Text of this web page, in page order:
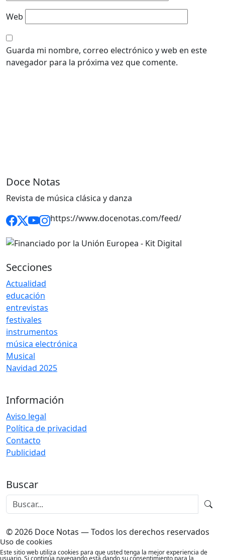
Web
Guarda mi nombre, correo electrónico y web en este
navegador para la próxima vez que comente.
Doce Notas
Revista de música clásica y danza
https://www.docenotas.com/feed/
Secciones
Actualidad
educación
entrevistas
festivales
instrumentos
música electrónica
Musical
Navidad 2025
Información
Aviso legal
Política de privacidad
Contacto
Publicidad
Buscar
© 2026 Doce Notas — Todos los derechos reservados
Uso de cookies
Este sitio web utiliza cookies para que usted tenga la mejor experiencia de